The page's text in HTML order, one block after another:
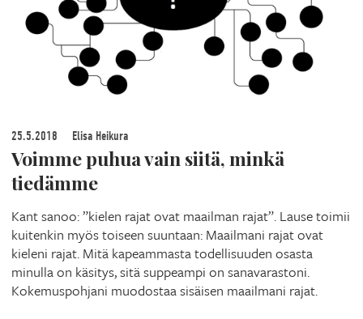
25.5.2018 Elisa Heikura
Voimme puhua vain siitä, minkä
tiedämme
Kant sanoo: ”kielen rajat ovat maailman rajat”. Lause toimii
kuitenkin myös toiseen suuntaan: Maailmani rajat ovat
kieleni rajat. Mitä kapeammasta todellisuuden osasta
minulla on käsitys, sitä suppeampi on sanavarastoni.
Kokemuspohjani muodostaa sisäisen maailmani rajat.